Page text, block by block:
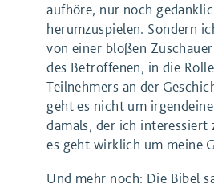
aufhöre, nur noch
herumzuspielen. Sondern
von einer bloßen
des Betroffenen, in die
Teilnehmers an der
geht es nicht um
damals, der ich interessiert
es geht wirklich um meine
Und mehr noch: Die Bibel